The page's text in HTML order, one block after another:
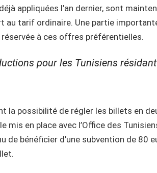
appliquées l’an dernier, sont
au tarif ordinaire. Une partie
à ces offres préférentielles.
pour les Tunisiens résidant
la possibilité de régler les billets en
en place avec l’Office des
de bénéficier d’une subvention de 80